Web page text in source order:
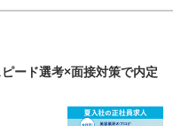
ード選考×面接対策で内定